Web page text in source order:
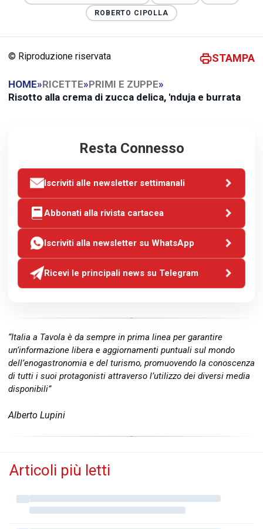
ROBERTO CIPOLLA
© Riproduzione riservata STAMPA
HOME»RICETTE»PRIMI E ZUPPE»
Risotto alla crema di zucca delica, 'nduja e burrata
Resta Connesso
Iscriviti alle newsletter settimanali
Abbonati alla rivista cartacea
Iscriviti alla newsletter su WhatsApp
Ricevi le principali news su Telegram
“Italia a Tavola è da sempre in prima linea per garantire
un’informazione libera e aggiornamenti puntuali sul mondo
dell’enogastronomia e del turismo, promuovendo la conoscenza
di tutti i suoi protagonisti attraverso l’utilizzo dei diversi media
disponibili”
Alberto Lupini
Articoli più letti